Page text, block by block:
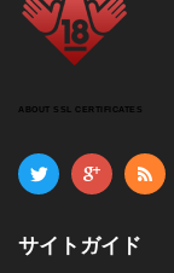
すべて見る
ABOUT SSL CERTIFICATES
サイトガイド